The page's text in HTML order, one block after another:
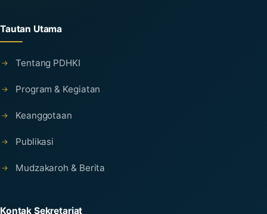
Tautan Utama
Tentang PDHKI
Program & Kegiatan
Keanggotaan
Publikasi
Mudzakaroh & Berita
Kontak Sekretariat